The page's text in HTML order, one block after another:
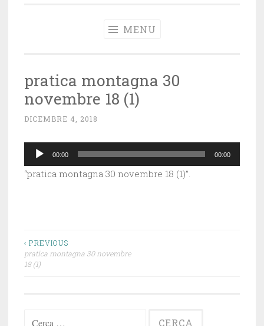
MENU
pratica montagna 30
novembre 18 (1)
DICEMBRE 4, 2018
I
Audio
Player
00:00 00:00
“pratica montagna 30 novembre 18 (1)”.
Navigazione
articoli
‹ PREVIOUS
pratica montagna 30 novembre
18 (1)
Ricerca